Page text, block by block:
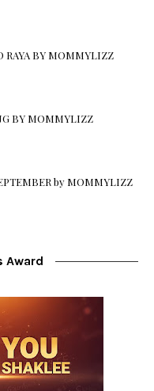
RAYA BY MOMMYLIZZ
BY MOMMYLIZZ
by MOMMYLIZZ
Award